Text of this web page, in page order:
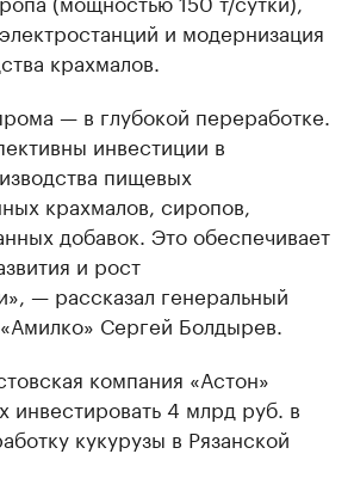
и модернизация
крахмалов.
— в глубокой переработке.
инвестиции в
пищевых
крахмалов, сиропов,
добавок. Это обеспечивает
и рост
— рассказал генеральный
Сергей Болдырев.
компания «Астон»
инвестировать 4 млрд руб. в
кукурузы в Рязанской